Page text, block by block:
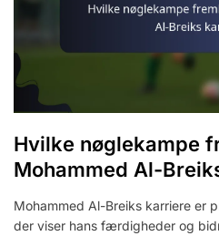
Hvilke nøglekampe
Mohammed Al-
Mohammed Al-Breiks karriere er
der viser hans færdigheder og